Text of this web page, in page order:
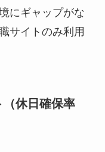
にギャップがな
サイトのみ利用
休日確保率